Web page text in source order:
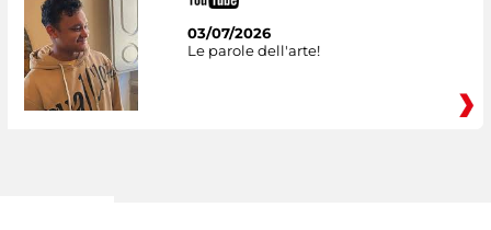
03/07/2026
Le parole dell'arte!